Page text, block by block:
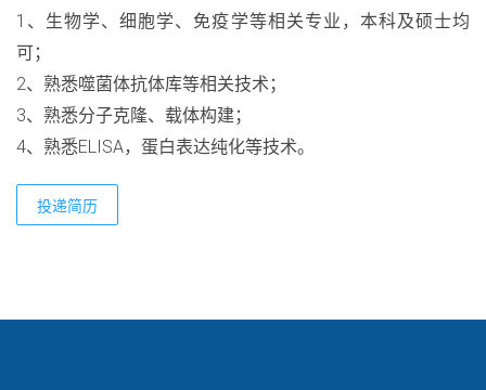
1、生物学、细胞学、免疫学等相关专业，本科及硕士均
可；
2、熟悉噬菌体抗体库等相关技术；
3、熟悉分子克隆、载体构建；
4、熟悉ELISA，蛋白表达纯化等技术。
投递简历